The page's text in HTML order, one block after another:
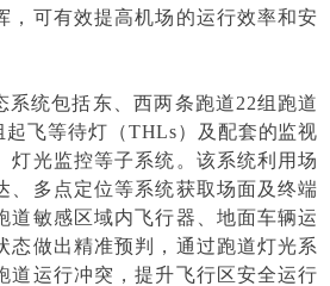
，可有效提高机场的运行效率和安
系统包括东、西两条跑道22组跑道
起飞等待灯（THLs）及配套的监视
灯光监控等子系统。该系统利用场
、多点定位等系统获取场面及终端
道敏感区域内飞行器、地面车辆运
态做出精准预判，通过跑道灯光系
道运行冲突，提升飞行区安全运行